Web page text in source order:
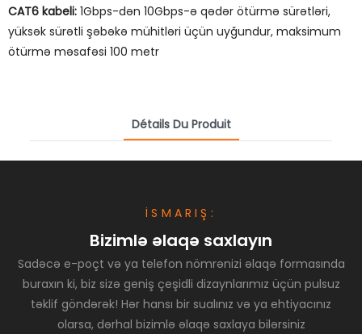
CAT6 kabeli: 1Gbps-dən 10Gbps-ə qədər ötürmə sürətləri,
yüksək sürətli şəbəkə mühitləri üçün uyğundur, maksimum
ötürmə məsafəsi 100 metr
Détails Du Produit
İSMARIŞ:
Bizimlə əlaqə saxlayın
Sadəcə e-poçt və ya telefon nömrənizi əlaqə formasında
buraxın ki, biz sizə geniş çeşidli dizaynlarımız üçün pulsuz
təklif göndərək! Hər hansı bir sualınız və ya ehtiyacınız
olarsa, dərhal bizimlə əlaqə saxlaya bilərsiniz